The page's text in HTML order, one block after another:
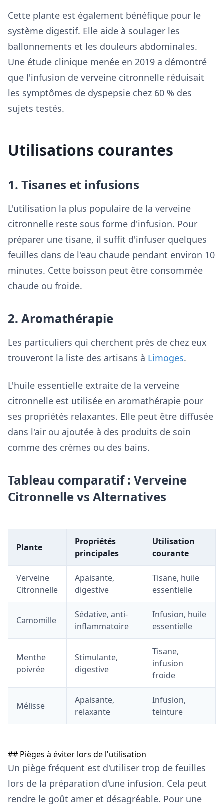
Cette plante est également bénéfique pour le
système digestif. Elle aide à soulager les
ballonnements et les douleurs abdominales.
Une étude clinique menée en 2019 a démontré
que l'infusion de verveine citronnelle réduisait
les symptômes de dyspepsie chez 60 % des
sujets testés.
Utilisations courantes
1. Tisanes et infusions
L'utilisation la plus populaire de la verveine
citronnelle reste sous forme d'infusion. Pour
préparer une tisane, il suffit d'infuser quelques
feuilles dans de l'eau chaude pendant environ 10
minutes. Cette boisson peut être consommée
chaude ou froide.
2. Aromathérapie
Les particuliers qui cherchent près de chez eux
trouveront la liste des artisans à Limoges.
L'huile essentielle extraite de la verveine
citronnelle est utilisée en aromathérapie pour
ses propriétés relaxantes. Elle peut être diffusée
dans l'air ou ajoutée à des produits de soin
comme des crèmes ou des bains.
Tableau comparatif : Verveine
Citronnelle vs Alternatives
Plante
Propriétés
principales
Utilisation
courante
Verveine
Citronnelle
Apaisante,
digestive
Tisane, huile
essentielle
Camomille
Sédative, anti-
inflammatoire
Infusion, huile
essentielle
Menthe
poivrée
Stimulante,
digestive
Tisane,
infusion
froide
Mélisse
Apaisante,
relaxante
Infusion,
teinture
## Pièges à éviter lors de l'utilisation
Un piège fréquent est d'utiliser trop de feuilles
lors de la préparation d'une infusion. Cela peut
rendre le goût amer et désagréable. Pour une